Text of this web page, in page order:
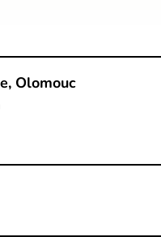
Olomouc